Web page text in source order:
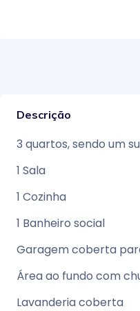
Descrição
3 quartos, sendo um
1 Sala
1 Cozinha
1 Banheiro social
Garagem coberta
Área ao fundo com
Lavanderia coberta